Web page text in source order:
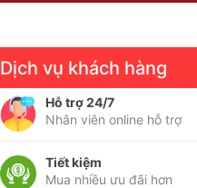
Dịch vụ khách hàng
Hỗ trợ 24/7
Nhân viên online hỗ trợ
Tiết kiệm
Mua nhiều ưu đãi hơn